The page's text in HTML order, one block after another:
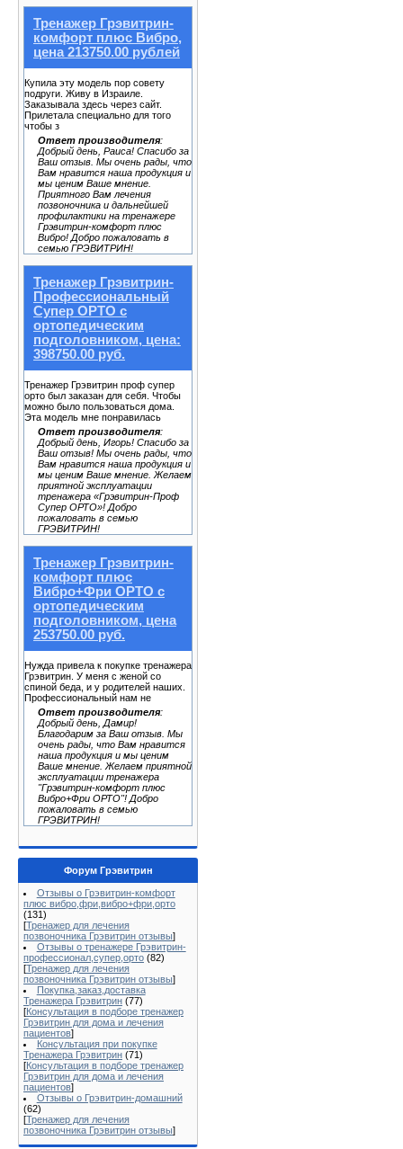
Тренажер Грэвитрин-
комфорт плюс Вибро,
цена 213750.00 рублей
Купила эту модель пор совету
подруги. Живу в Израиле.
Заказывала здесь через сайт.
Прилетала специально для того
чтобы з
Ответ производителя:
Добрый день, Раиса! Спасибо за
Ваш отзыв. Мы очень рады, что
Вам нравится наша продукция и
мы ценим Ваше мнение.
Приятного Вам лечения
позвоночника и дальнейшей
профилактики на тренажере
Грэвитрин-комфорт плюс
Вибро! Добро пожаловать в
семью ГРЭВИТРИН!
Тренажер Грэвитрин-
Профессиональный
Супер ОРТО с
ортопедическим
подголовником, цена:
398750.00 руб.
Тренажер Грэвитрин проф супер
орто был заказан для себя. Чтобы
можно было пользоваться дома.
Эта модель мне понравилась
Ответ производителя:
Добрый день, Игорь! Спасибо за
Ваш отзыв! Мы очень рады, что
Вам нравится наша продукция и
мы ценим Ваше мнение. Желаем
приятной эксплуатации
тренажера «Грэвитрин-Проф
Супер ОРТО»! Добро
пожаловать в семью
ГРЭВИТРИН!
Тренажер Грэвитрин-
комфорт плюс
Вибро+Фри ОРТО с
ортопедическим
подголовником, цена
253750.00 руб.
Нужда привела к покупке тренажера
Грэвитрин. У меня с женой со
спиной беда, и у родителей наших.
Профессиональный нам не
Ответ производителя:
Добрый день, Дамир!
Благодарим за Ваш отзыв. Мы
очень рады, что Вам нравится
наша продукция и мы ценим
Ваше мнение. Желаем приятной
эксплуатации тренажера
"Грэвитрин-комфорт плюс
Вибро+Фри ОРТО"! Добро
пожаловать в семью
ГРЭВИТРИН!
Форум Грэвитрин
Отзывы о Грэвитрин-комфорт
плюс вибро,фри,вибро+фри,орто
(131)
[Тренажер для лечения
позвоночника Грэвитрин отзывы]
Отзывы о тренажере Грэвитрин-
профессионал,супер,орто (82)
[Тренажер для лечения
позвоночника Грэвитрин отзывы]
Покупка,заказ,доставка
Тренажера Грэвитрин (77)
[Консультация в подборе тренажер
Грэвитрин для дома и лечения
пациентов]
Консультация при покупке
Тренажера Грэвитрин (71)
[Консультация в подборе тренажер
Грэвитрин для дома и лечения
пациентов]
Отзывы о Грэвитрин-домашний
(62)
[Тренажер для лечения
позвоночника Грэвитрин отзывы]